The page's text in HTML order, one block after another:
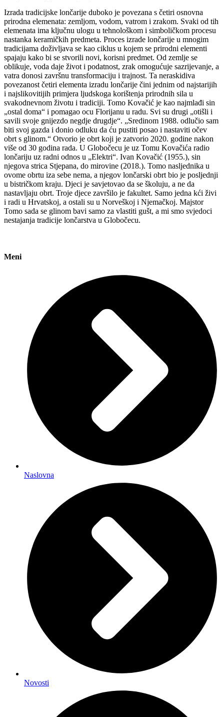
Izrada tradicijske lončarije duboko je povezana s četiri osnovna
prirodna elemenata: zemljom, vodom, vatrom i zrakom. Svaki od tih
elemenata ima ključnu ulogu u tehnološkom i simboličkom procesu
nastanka keramičkih predmeta. Proces izrade lončarije u mnogim
tradicijama doživljava se kao ciklus u kojem se prirodni elementi
spajaju kako bi se stvorili novi, korisni predmet. Od zemlje se
oblikuje, voda daje život i podatnost, zrak omogućuje sazrijevanje, a
vatra donosi završnu transformaciju i trajnost. Ta neraskidiva
povezanost četiri elementa izradu lončarije čini jednim od najstarijih
i najslikovitijih primjera ljudskoga korištenja prirodnih sila u
svakodnevnom životu i tradiciji. Tomo Kovačić je kao najmlađi sin
„ostal doma“ i pomagao ocu Florijanu u radu. Svi su drugi „otišli i
savili svoje gnijezdo negdje drugdje“. „Sredinom 1988. odlučio sam
biti svoj gazda i donio odluku da ću pustiti posao i nastaviti očev
obrt s glinom.“ Otvorio je obrt koji je zatvorio 2020. godine nakon
više od 30 godina rada. U Globočecu je uz Tomu Kovačića radio
lončariju uz radni odnos u „Elektri“. Ivan Kovačić (1955.), sin
njegova strica Stjepana, do mirovine (2018.). Tomo nasljednika u
ovome obrtu iza sebe nema, a njegov lončarski obrt bio je posljednji
u bistričkom kraju. Djeci je savjetovao da se školuju, a ne da
nastavljaju obrt. Troje djece završilo je fakultet. Samo jedna kći živi
i radi u Hrvatskoj, a ostali su u Norveškoj i Njemačkoj. Majstor
Tomo sada se glinom bavi samo za vlastiti gušt, a mi smo svjedoci
nestajanja tradicije lončarstva u Globočecu.
Meni
Naslovna
Novosti